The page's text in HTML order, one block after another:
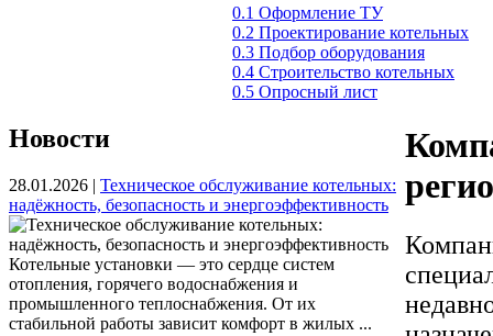
0.1 Оформление ТУ
0.2 Проектирование котельных
0.3 Подбор оборудования
0.4 Строительство котельных
0.5 Опросный лист
Новости
28.01.2026 | Техническое обслуживание котельных:
надёжность, безопасность и энергоэффективность
Котельные установки — это сердце систем
отопления, горячего водоснабжения и
промышленного теплоснабжения. От их
стабильной работы зависит комфорт в жилых ...